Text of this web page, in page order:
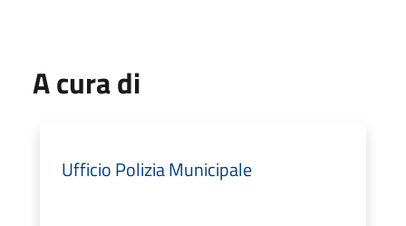
A cura di
Ufficio Polizia Municipale